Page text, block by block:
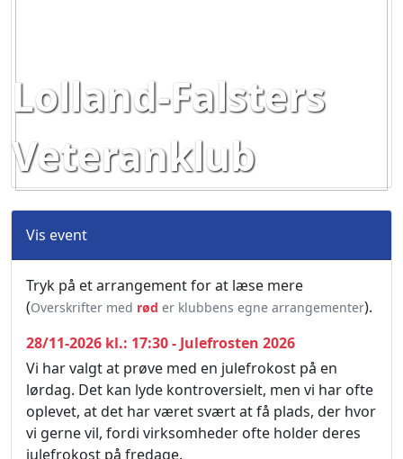
Lolland-Falsters
Veteranklub
Vis event
Tryk på et arrangement for at læse mere
(Overskrifter med rød er klubbens egne arrangementer).
28/11-2026 kl.: 17:30 - Julefrosten 2026
Vi har valgt at prøve med en julefrokost på en
lørdag. Det kan lyde kontroversielt, men vi har ofte
oplevet, at det har været svært at få plads, der hvor
vi gerne vil, fordi virksomheder ofte holder deres
julefrokost på fredage.